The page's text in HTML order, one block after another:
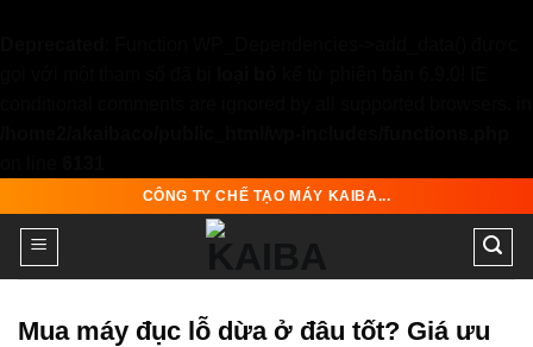
content
CÔNG TY CHẾ TẠO MÁY KAIBA...
Mua máy đục lỗ dừa ở đâu tốt? Giá ưu